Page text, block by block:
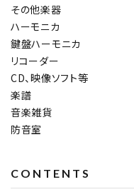
その他楽器
ハーモニカ
鍵盤ハーモニカ
リコーダー
CD、映像ソフト等
楽譜
音楽雑貨
防音室
CONTENTS